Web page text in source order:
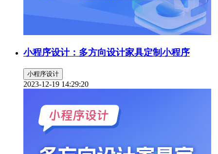
小程序设计：多方向设计家具定制小程序
小程序设计
2023-12-19 14:29:20